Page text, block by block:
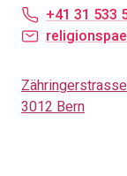
+41 31 533
3012 Bern